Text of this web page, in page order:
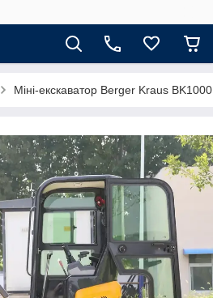
Міні-екскаватор Berger Kraus